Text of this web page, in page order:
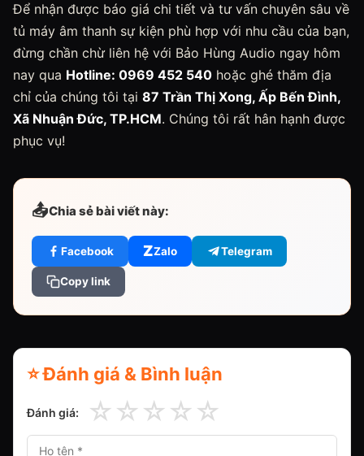
Để nhận được báo giá chi tiết và tư vấn chuyên sâu về
tủ máy âm thanh sự kiện phù hợp với nhu cầu của bạn,
đừng chần chừ liên hệ với Bảo Hùng Audio ngay hôm
nay qua Hotline: 0969 452 540 hoặc ghé thăm địa
chỉ của chúng tôi tại 87 Trần Thị Xong, Ấp Bến Đình,
Xã Nhuận Đức, TP.HCM. Chúng tôi rất hân hạnh được
phục vụ!
📤Chia sẻ bài viết này:
Facebook ZZalo Telegram
Copy link
⭐ Đánh giá & Bình luận
Đánh giá: ☆ ☆ ☆ ☆ ☆